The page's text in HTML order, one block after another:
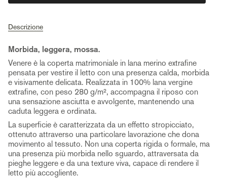
Descrizione
Morbida, leggera, mossa.
Venere è la coperta matrimoniale in lana merino extrafine
pensata per vestire il letto con una presenza calda, morbida
e visivamente delicata. Realizzata in 100% lana vergine
extrafine, con peso 280 g/m², accompagna il riposo con
una sensazione asciutta e avvolgente, mantenendo una
caduta leggera e ordinata.
La superficie è caratterizzata da un effetto stropicciato,
ottenuto attraverso una particolare lavorazione che dona
movimento al tessuto. Non una coperta rigida o formale, ma
una presenza più morbida nello sguardo, attraversata da
pieghe leggere e da una texture viva, capace di rendere il
letto più accogliente.